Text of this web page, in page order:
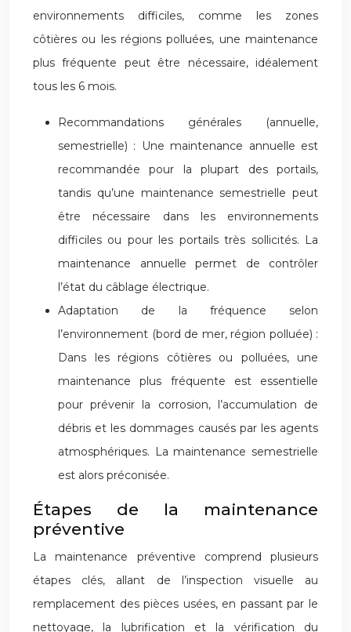
environnements difficiles, comme les zones
côtières ou les régions polluées, une maintenance
plus fréquente peut être nécessaire, idéalement
tous les 6 mois.
Recommandations générales (annuelle,
semestrielle) : Une maintenance annuelle est
recommandée pour la plupart des portails,
tandis qu’une maintenance semestrielle peut
être nécessaire dans les environnements
difficiles ou pour les portails très sollicités. La
maintenance annuelle permet de contrôler
l’état du câblage électrique.
Adaptation de la fréquence selon
l’environnement (bord de mer, région polluée) :
Dans les régions côtières ou polluées, une
maintenance plus fréquente est essentielle
pour prévenir la corrosion, l’accumulation de
débris et les dommages causés par les agents
atmosphériques. La maintenance semestrielle
est alors préconisée.
Étapes de la maintenance
préventive
La maintenance préventive comprend plusieurs
étapes clés, allant de l’inspection visuelle au
remplacement des pièces usées, en passant par le
nettoyage, la lubrification et la vérification du